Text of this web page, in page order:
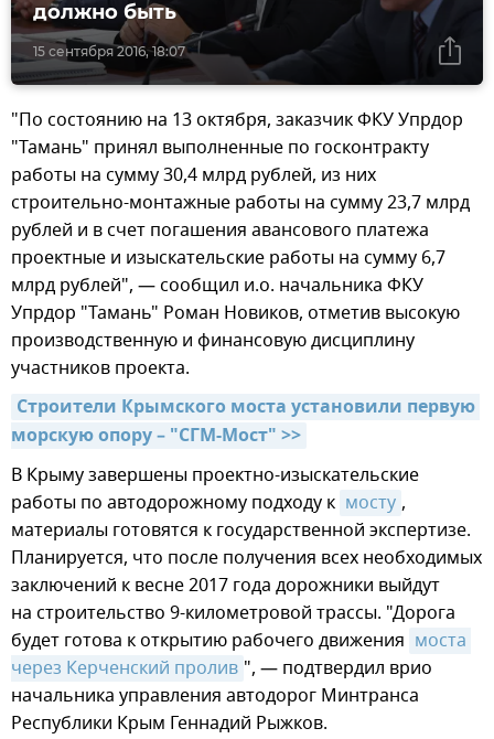
15 сентября 2016, 18:07
должно быть
"По состоянию на 13 октября, заказчик ФКУ Упрдор
"Тамань" принял выполненные по госконтракту
работы на сумму 30,4 млрд рублей, из них
строительно-монтажные работы на сумму 23,7 млрд
рублей и в счет погашения авансового платежа
проектные и изыскательские работы на сумму 6,7
млрд рублей", — сообщил и.о. начальника ФКУ
Упрдор "Тамань" Роман Новиков, отметив высокую
производственную и финансовую дисциплину
участников проекта.
Строители Крымского моста установили первую
морскую опору – "СГМ-Мост" >>
В Крыму завершены проектно-изыскательские
работы по автодорожному подходу к мосту ,
материалы готовятся к государственной экспертизе.
Планируется, что после получения всех необходимых
заключений к весне 2017 года дорожники выйдут
на строительство 9-километровой трассы. "Дорога
будет готова к открытию рабочего движения моста
через Керченский пролив ", — подтвердил врио
начальника управления автодорог Минтранса
Республики Крым Геннадий Рыжков.